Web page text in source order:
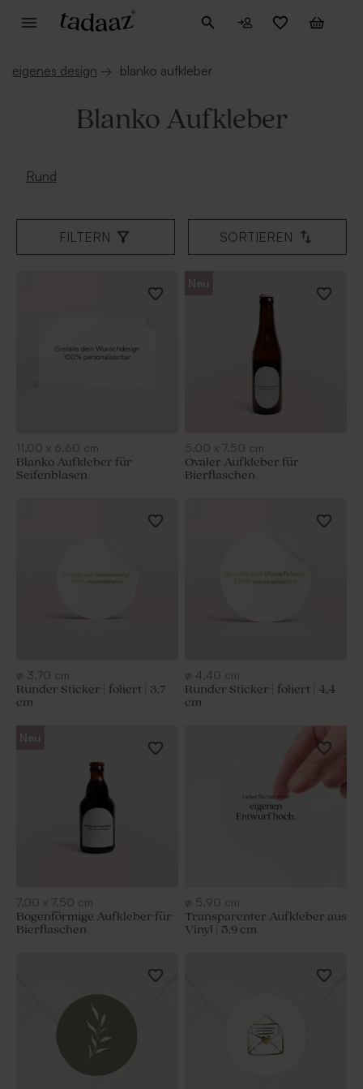
eigenes design → blanko aufkleber
Blanko Aufkleber
Rund
FILTERN SORTIEREN
11,00 x 6,60 cm
Blanko Aufkleber für
Seifenblasen
Neu
5,00 x 7,50 cm
Ovaler Aufkleber für
Bierflaschen
ø 3,70 cm
Runder Sticker | foliert | 3,7
cm
ø 4,40 cm
Runder Sticker | foliert | 4,4
cm
Neu
7,00 x 7,50 cm
Bogenförmige Aufkleber für
Bierflaschen
ø 5,90 cm
Transparenter Aufkleber aus
Vinyl | 5,9 cm